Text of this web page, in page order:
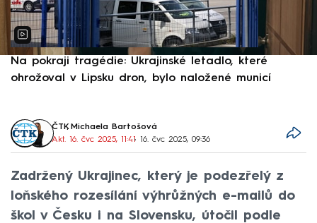
Na pokraji tragédie: Ukrajinské letadlo, které
ohrožoval v Lipsku dron, bylo naložené municí
ČTK, Michaela Bartošová
Akt. 16. čvc 2025, 11:41• 16. čvc 2025, 09:36
Zadržený Ukrajinec, který je podezřelý z
loňského rozesílání výhrůžných e-mailů do
škol v Česku i na Slovensku, útočil podle